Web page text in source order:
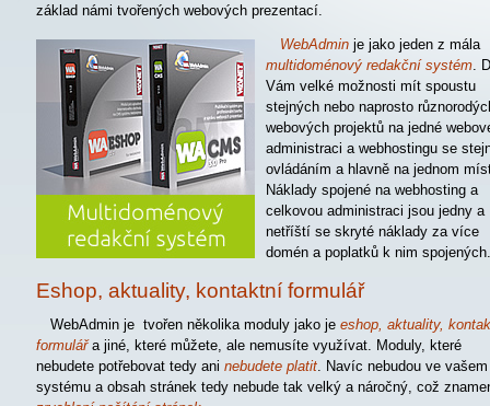
základ námi tvořených webových prezentací.
WebAdmin je jako jeden z mála
multidoménový redakční systém.
Vám velké možnosti mít spoustu
stejných nebo naprosto
webových projektů na jedné
administraci a webhostingu se
ovládáním a hlavně na jednom
Náklady spojené na webhosting a
celkovou administraci jsou jedny a
netříští se skryté náklady za více
domén a poplatků k nim spojených.
Eshop, aktuality, kontaktní formulář
WebAdmin je tvořen několika moduly jako je eshop, aktuality,
formulářa jiné, které můžete, ale nemusíte využívat. Moduly, které
nebudete potřebovat tedy ani nebudete platit. Navíc nebudou ve vašem
systému a obsah stránek tedy nebude tak velký a náročný, což